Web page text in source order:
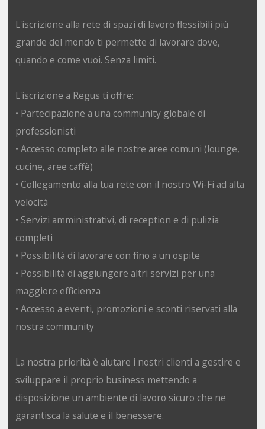
L'iscrizione alla rete di spazi di lavoro flessibili più
grande del mondo ti permette di lavorare dove,
quando e come vuoi. Senza limiti.
L'iscrizione a Regus ti offre:
• Partecipazione a una community globale di
professionisti
• Accesso completo alle nostre aree comuni (lounge,
cucine, aree caffè)
• Collegamento alla tua rete con il nostro Wi-Fi ad alta
velocità
• Servizi amministrativi, di reception e di pulizia
completi
• Possibilità di lavorare con fino a un ospite
• Possibilità di aggiungere altri servizi per una
maggiore efficienza
• Accesso a eventi, promozioni e sconti riservati alla
nostra community
La nostra priorità è aiutare i nostri clienti a gestire e
sviluppare il proprio business mettendo a
disposizione un ambiente di lavoro sicuro che ne
garantisca la salute e il benessere.